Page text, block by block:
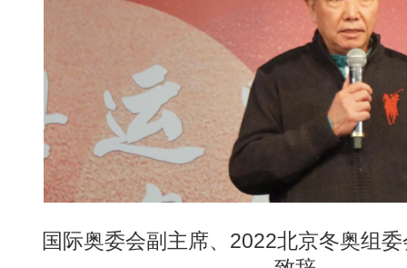
国际奥委会副主席、2022北京冬奥组委